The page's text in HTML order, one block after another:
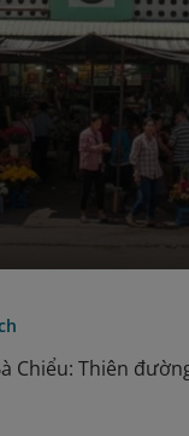
Chiểu: Thiên